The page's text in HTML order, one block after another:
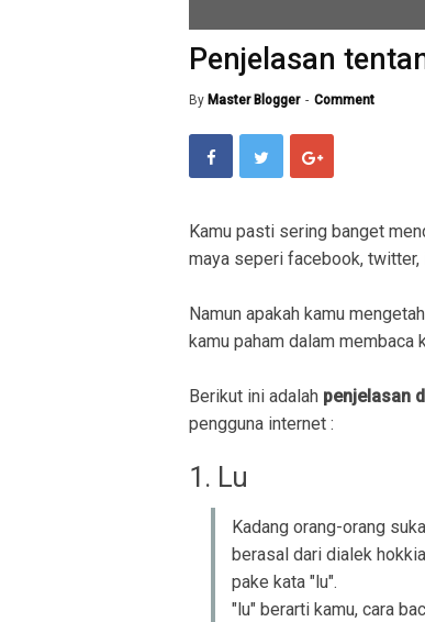
Penjelasan
By Master Blogger Comment
Kamu pasti sering banget
maya seperi facebook,
Namun apakah kamu
kamu paham dalam membaca
Berikut ini adalah penjelasan
pengguna internet :
1. Lu
Kadang orang-orang
berasal dari dialek
pake kata "lu".
"lu" berarti kamu, cara